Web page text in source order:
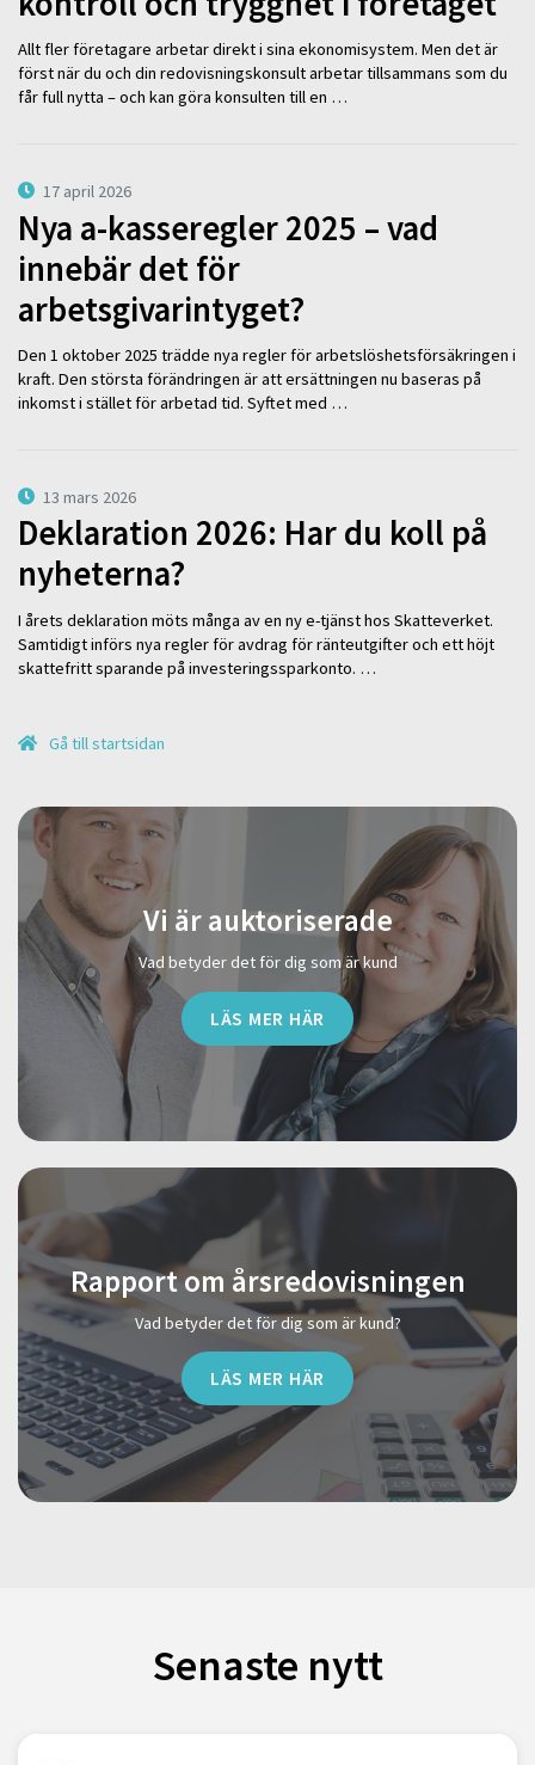
Allt fler företagare arbetar direkt i sina ekonomisystem. Men det är
först när du och din redovisningskonsult arbetar tillsammans som du
får full nytta – och kan göra konsulten till en …
17 april 2026
Nya a-kasseregler 2025 – vad
innebär det för
arbetsgivarintyget?
Den 1 oktober 2025 trädde nya regler för arbetslöshetsförsäkringen i
kraft. Den största förändringen är att ersättningen nu baseras på
inkomst i stället för arbetad tid. Syftet med …
13 mars 2026
Deklaration 2026: Har du koll på
nyheterna?
I årets deklaration möts många av en ny e-tjänst hos Skatteverket.
Samtidigt införs nya regler för avdrag för ränteutgifter och ett höjt
skattefritt sparande på investeringssparkonto. …
Gå till startsidan
Vi är auktoriserade
Vad betyder det för dig som är kund
LÄS MER HÄR
Rapport om årsredovisningen
Vad betyder det för dig som är kund?
LÄS MER HÄR
Senaste nytt